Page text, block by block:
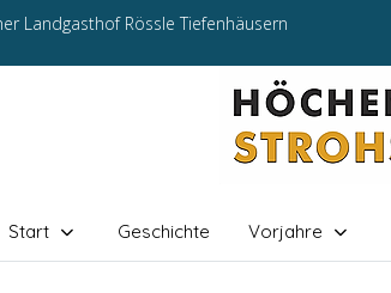
Landgasthof Rössle Tiefenhäusern
Start Geschichte Vorjahre